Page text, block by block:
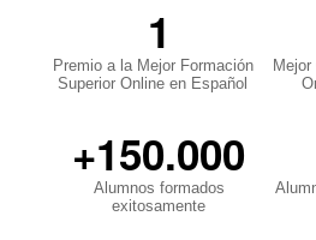
1
Premio a la Mejor Formación
Superior Online en Español
+150.000
Alumnos formados
exitosamente